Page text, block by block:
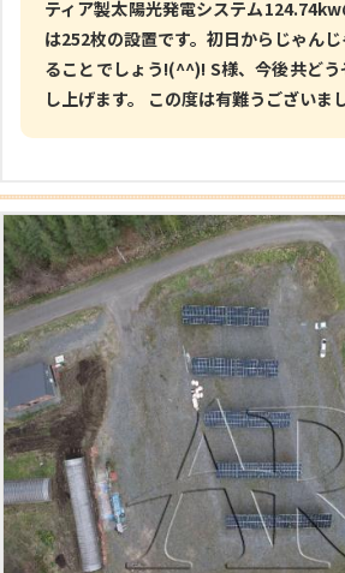
ティア製太陽光発電システム
は252枚の設置です。初日からじゃん
ることでしょう!(^^)! S様、今後共ど
し上げます。 この度は有難うございま